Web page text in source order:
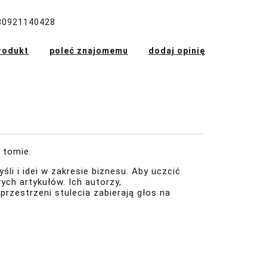
poleć znajomemu dodaj opinię
tomie.
i idei w zakresie biznesu. Aby uczcić
artykułów. Ich autorzy,
stulecia zabierają głos na